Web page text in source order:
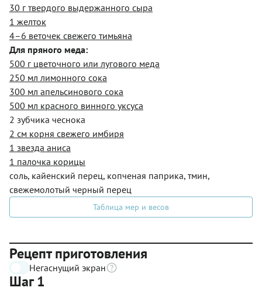
30 г твердого выдержанного сыра
1 желток
4–6 веточек свежего тимьяна
Для пряного меда:
500 г цветочного или лугового меда
250 мл лимонного сока
300 мл апельсинового сока
500 мл красного винного уксуса
2 зубчика чеснока
2 см корня свежего имбиря
1 звезда аниса
1 палочка корицы
соль, кайенский перец, копченая паприка, тмин,
свежемолотый черный перец
Таблица мер и весов
Рецепт приготовления
Негаснущий экран
Шаг 1